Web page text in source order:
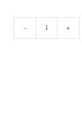
- +